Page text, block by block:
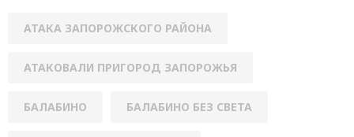
АТАКА ЗАПОРОЖСКОГО РАЙОНА
АТАКОВАЛИ ПРИГОРОД ЗАПОРОЖЬЯ
БАЛАБИНО БАЛАБИНО БЕЗ СВЕТА